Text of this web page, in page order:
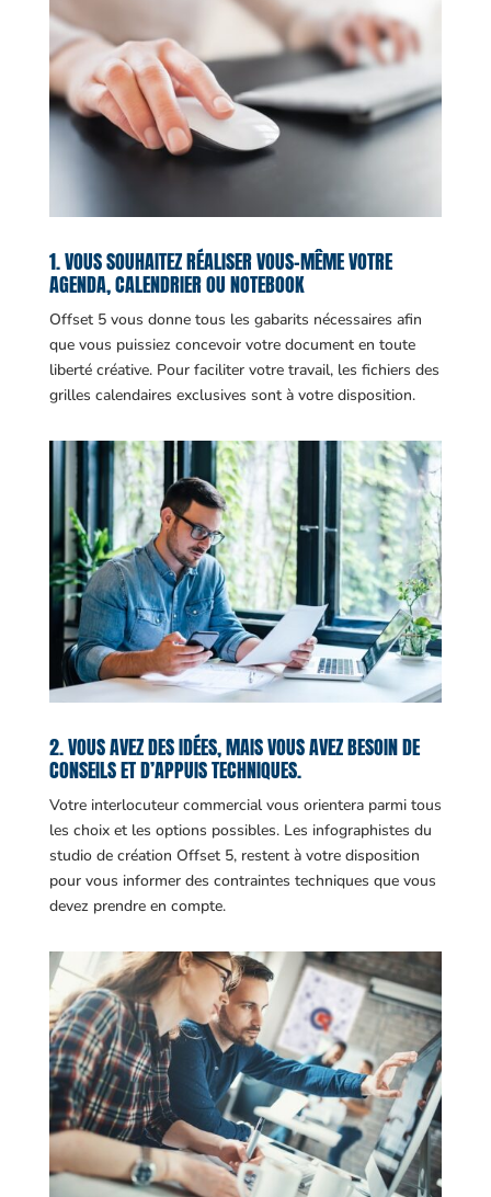
1. VOUS SOUHAITEZ RÉALISER VOUS-MÊME VOTRE
AGENDA, CALENDRIER OU NOTEBOOK
Offset 5 vous donne tous les gabarits nécessaires afin
que vous puissiez concevoir votre document en toute
liberté créative. Pour faciliter votre travail, les fichiers des
grilles calendaires exclusives sont à votre disposition.
2. VOUS AVEZ DES IDÉES, MAIS VOUS AVEZ BESOIN DE
CONSEILS ET D’APPUIS TECHNIQUES.
Votre interlocuteur commercial vous orientera parmi tous
les choix et les options possibles. Les infographistes du
studio de création Offset 5, restent à votre disposition
pour vous informer des contraintes techniques que vous
devez prendre en compte.